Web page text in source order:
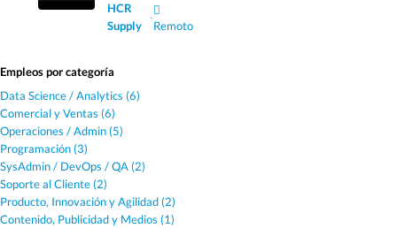
HCR
Supply
·
Remoto
Empleos por categoría
Data Science / Analytics (6)
Comercial y Ventas (6)
Operaciones / Admin (5)
Programación (3)
SysAdmin / DevOps / QA (2)
Soporte al Cliente (2)
Producto, Innovación y Agilidad (2)
Contenido, Publicidad y Medios (1)